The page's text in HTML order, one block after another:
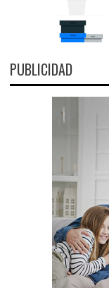
PUBLICIDAD